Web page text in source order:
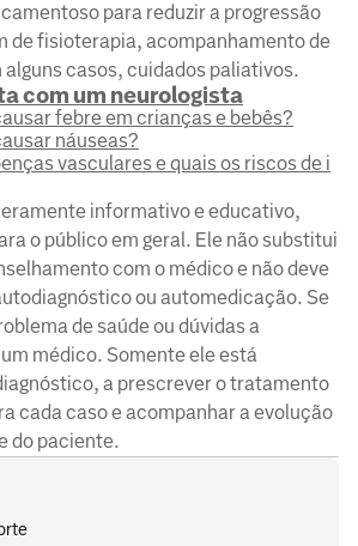
para reduzir a progressão
de fisioterapia, acompanhamento de
casos, cuidados paliativos.
com um neurologista
febre em crianças e bebês?
náuseas?
vasculares e quais os riscos de i
informativo e educativo,
o público em geral. Ele não substitui
com o médico e não deve
ou automedicação. Se
de saúde ou dúvidas a
médico. Somente ele está
a prescrever o tratamento
cada caso e acompanhar a evolução
do paciente.